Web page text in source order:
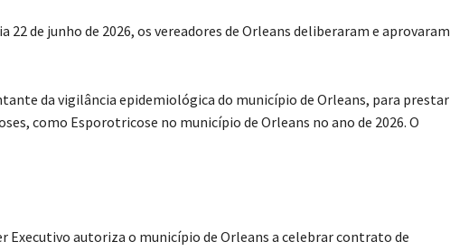
de junho de 2026, os vereadores de Orleans deliberaram e aprovaram
da vigilância epidemiológica do município de Orleans, para prestar
como Esporotricose no município de Orleans no ano de 2026. O
Executivo autoriza o município de Orleans a celebrar contrato de